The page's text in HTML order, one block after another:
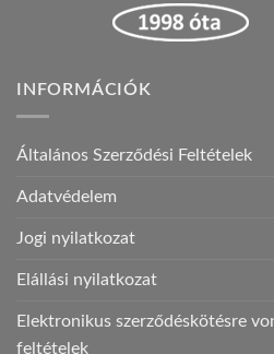
INFORMÁCIÓK
Általános Szerződési Feltételek
Adatvédelem
Jogi nyilatkozat
Elállási nyilatkozat
Elektronikus szerződéskötésre
feltételek